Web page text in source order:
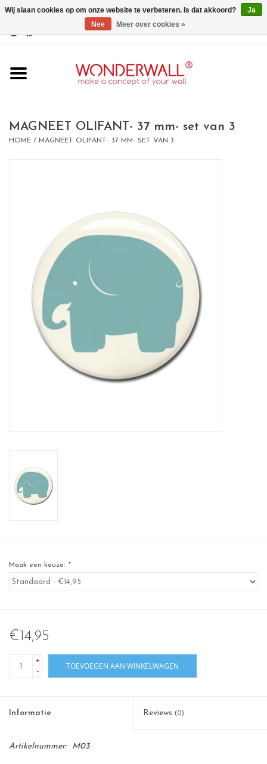
GBP/USD
magneetborden
Ontwerp op maat
BIG SALE , GRAB YOUR
CHANCE
LIMITED EXCLUSIVES
Wandplanken / Shelves
Rechthoekige , vierkante, ronde
MAGNEET OLIFANT- 37 mm- set van 3
HOME / MAGNEET OLIFANT- 37 MM- SET VAN 3
Maak een keuze: *
€14,95
+
-
TOEVOEGEN AAN WINKELWAGEN
Informatie Reviews (0)
Artikelnummer: M03
Wij slaan cookies op om onze website te verbeteren. Is dat akkoord?
Ja
Nee
Meer over cookies »